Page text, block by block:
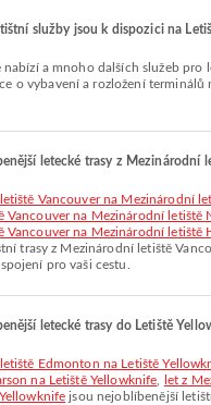
služby jsou k dispozici na
o vybavení a rozložení terminálů
letecké trasy z Mezinárodní
Vancouver na Mezinárodní
Vancouver na Mezinárodní letiště
Vancouver na Mezinárodní letiště
trasy z Mezinárodní letiště
pro vaši cestu.
letecké trasy do Letiště
Edmonton na Letiště
na Letiště Yellowknife
let z
jsou nejoblíbenější